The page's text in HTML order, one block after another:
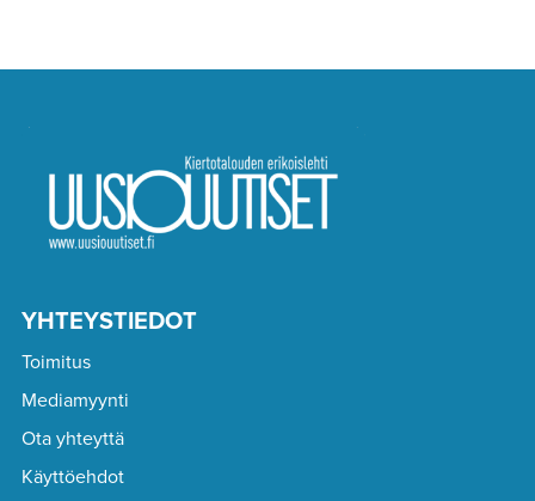
YHTEYSTIEDOT
Toimitus
Mediamyynti
Ota yhteyttä
Käyttöehdot